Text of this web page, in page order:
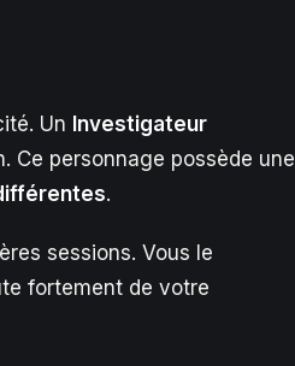
Un Investigateur
Ce personnage possède une
.
sessions. Vous le
fortement de votre